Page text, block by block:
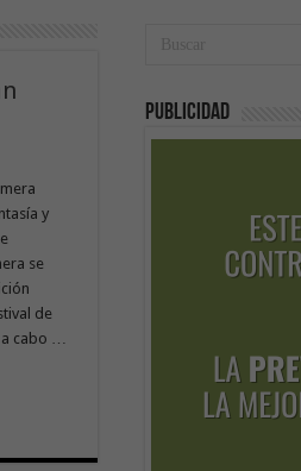
y
se
de
cabo …
Publicidad